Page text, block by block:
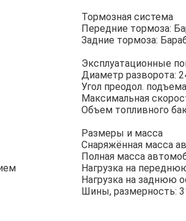
Тормозная система
Передние тормоза:
Задние тормоза:
Эксплуатационные
Диаметр разворота:
Угол преодол.
Макcимальная
Объем топливного
Размеры и масса
Снаряжённая масса
Полная масса
Нагрузка на
Нагрузка на заднюю
Шины, размерность: